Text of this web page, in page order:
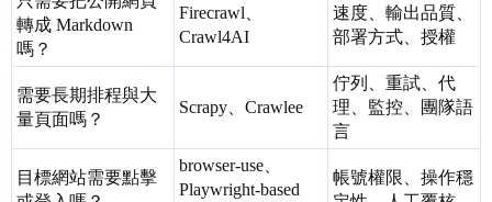
轉成 Markdown
嗎？
Firecrawl、
Crawl4AI
速度、輸出品質、
部署方式、授權
需要長期排程與大
量頁面嗎？
Scrapy、Crawlee
佇列、重試、代
理、監控、團隊語
言
目標網站需要點擊
browser-use、
Playwright-based
帳號權限、操作穩